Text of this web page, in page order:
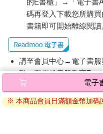
的E書櫃」→「電子書
碼再登入下載您所購買
書籍即可開始離線閱讀
請至會員中心→電子書服
碼』至電子書服務商
退換貨須知：
因版權保護，您在金石
電子
※ 本商品會員日滿額金幣加碼